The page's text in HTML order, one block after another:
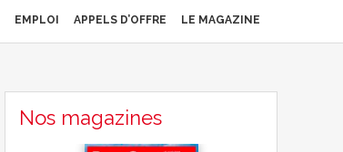
EMPLOI APPELS D’OFFRE LE MAGAZINE
Nos magazines